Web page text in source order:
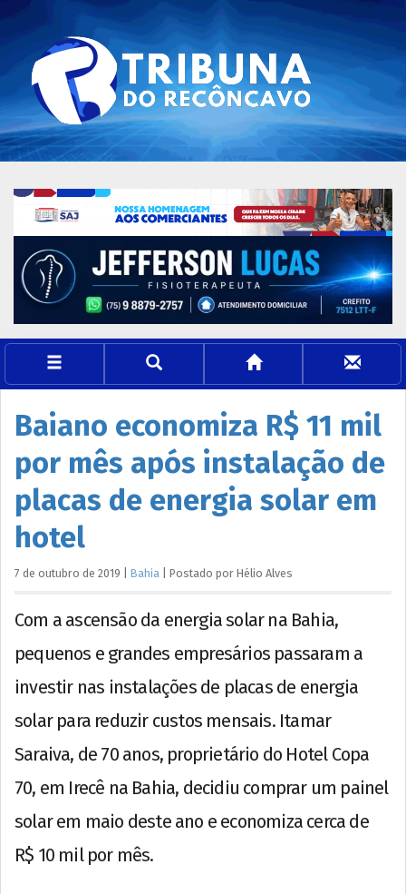
Baiano economiza R$ 11 mil
por mês após instalação de
placas de energia solar em
hotel
7 de outubro de 2019 Bahia Postado por Hélio Alves
Com a ascensão da energia solar na Bahia,
pequenos e grandes empresários passaram a
investir nas instalações de placas de energia
solar para reduzir custos mensais. Itamar
Saraiva, de 70 anos, proprietário do Hotel Copa
70, em Irecê na Bahia, decidiu comprar um painel
solar em maio deste ano e economiza cerca de
R$ 10 mil por mês.